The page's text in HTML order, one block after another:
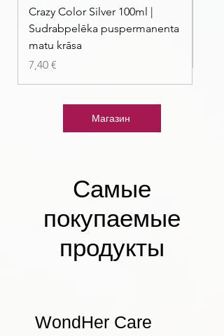
Crazy Color Silver 100ml |
Sudrabpelēka puspermanenta
matu krāsa
Цена
7,40 €
Магазин
Самые
покупаемые
продукты
WondHer Care